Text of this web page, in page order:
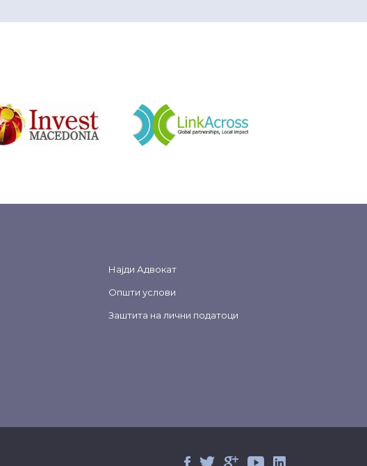
Најди Адвокат
Општи услови
Заштита на лични податоци